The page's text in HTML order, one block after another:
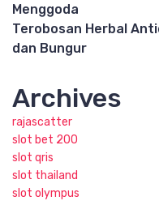
Menggoda
Terobosan Herbal
dan Bungur
Archives
rajascatter
slot bet 200
slot qris
slot thailand
slot olympus